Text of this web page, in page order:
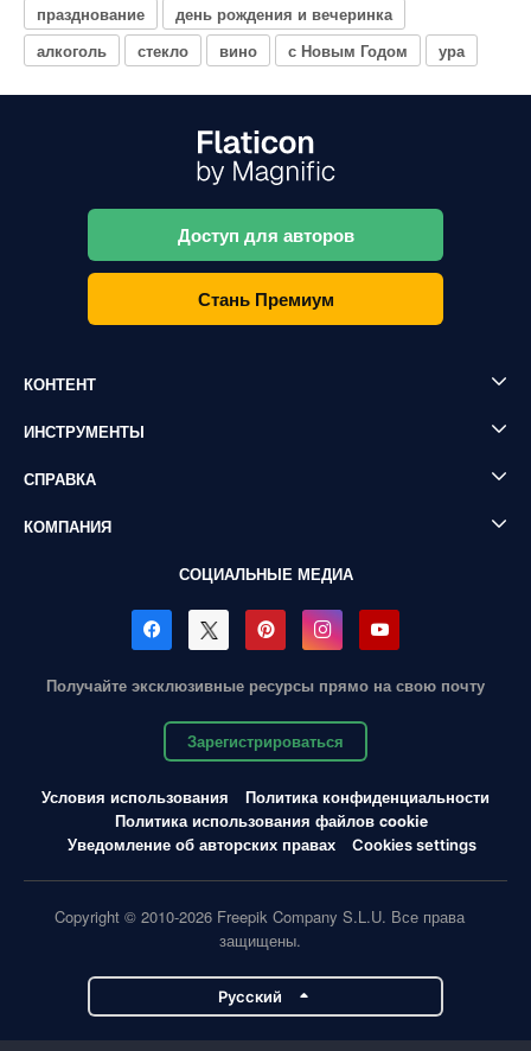
празднование
день рождения и вечеринка
алкоголь
стекло вино с Новым Годом ура
Доступ для авторов
Стань Премиум
КОНТЕНТ
ИНСТРУМЕНТЫ
СПРАВКА
КОМПАНИЯ
СОЦИАЛЬНЫЕ МЕДИА
Получайте эксклюзивные ресурсы прямо на свою почту
Зарегистрироваться
Условия использования
Политика конфиденциальности
Политика использования файлов cookie
Уведомление об авторских правах
Cookies settings
Copyright © 2010-2026 Freepik Company S.L.U. Все права
защищены.
Pусский